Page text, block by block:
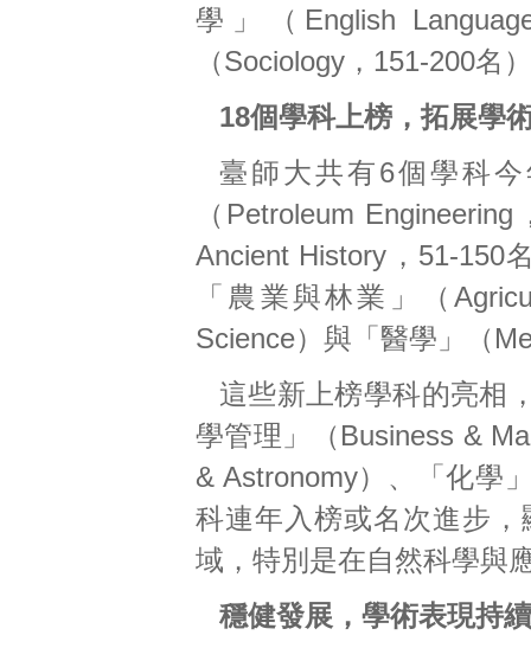
學」（English
（Sociology，151-200名
18個學科上榜，拓展學
臺師大共有6個學科
（Petroleum
Ancient History，51-150
「農業與林業」（
Science）與「醫學」（
這些新上榜學科的亮相
學管理」（Business &
& Astronomy）、「化學
科連年入榜或名次進步
域，特別是在自然科學與
穩健發展，學術表現持